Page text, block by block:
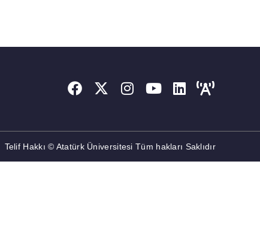
Telif Hakkı © Atatürk Üniversitesi Tüm hakları Saklıdır